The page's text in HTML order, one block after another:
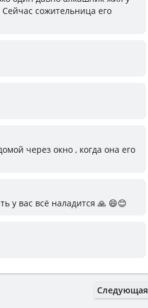
сожительница его
через окно , когда она его
у вас всё наладится 🙏 😄😊
Следующая